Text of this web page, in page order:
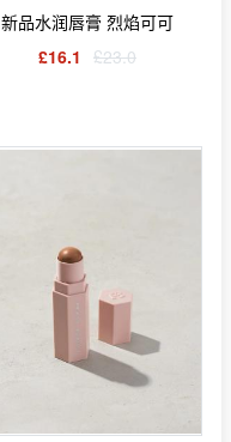
新品水润唇膏 烈焰可可
£16.1 £23.0